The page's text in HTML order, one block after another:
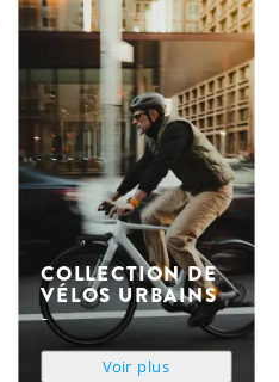
COLLECTION DE
VÉLOS URBAINS
Voir plus